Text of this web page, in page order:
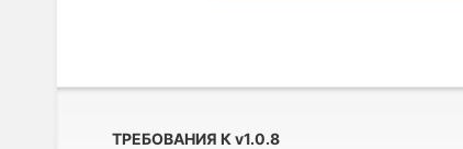
ТРЕБОВАНИЯ К v1.0.8